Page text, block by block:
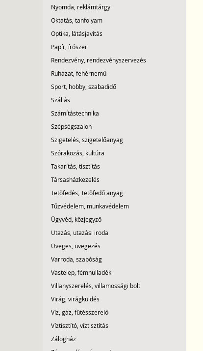
Nyomda, reklámtárgy
Oktatás, tanfolyam
Optika, látásjavítás
Papír, írószer
Rendezvény, rendezvényszervezés
Ruházat, fehérnemű
Sport, hobby, szabadidő
Szállás
Számítástechnika
Szépségszalon
Szigetelés, szigetelőanyag
Szórakozás, kultúra
Takarítás, tisztítás
Társasházkezelés
Tetőfedés, Tetőfedő anyag
Tűzvédelem, munkavédelem
Ügyvéd, közjegyző
Utazás, utazási iroda
Üveges, üvegezés
Varroda, szabóság
Vastelep, fémhulladék
Villanyszerelés, villamossági bolt
Virág, virágküldés
Víz, gáz, fűtésszerelő
Víztisztító, víztisztítás
Zálogház